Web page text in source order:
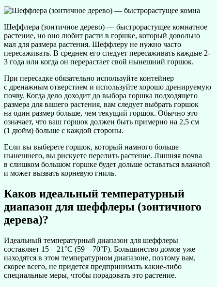
Шеффлера (зонтичное дерево) — быстрорастущее комнатное
растение, но оно любит расти в горшке, который довольно
мал для размера растения. Шеффлеру не нужно часто
пересаживать. В среднем его следует пересаживать каждые 2-
3 года или когда он перерастает свой нынешний горшок.
При пересадке обязательно используйте контейнер
с дренажным отверстием и используйте хорошо дренируемую
почву. Когда дело доходит до выбора горшка подходящего
размера для вашего растения, вам следует выбрать горшок
на один размер больше, чем текущий горшок. Обычно это
означает, что ваш горшок должен быть примерно на 2,5 см
(1 дюйм) больше с каждой стороны.
Если вы выберете горшок, который намного больше
нынешнего, вы рискуете перелить растение. Лишняя почва
в слишком большом горшке будет дольше оставаться влажной
и может вызвать корневую гниль.
Каков идеальный температурный
диапазон для шеффлеры (зонтичного
дерева)?
Идеальный температурный диапазон для шеффлеры
составляет 15—21°C (59—70°F). Большинство домов уже
находятся в этом температурном диапазоне, поэтому вам,
скорее всего, не придется предпринимать какие-либо
специальные меры, чтобы порадовать это растение.